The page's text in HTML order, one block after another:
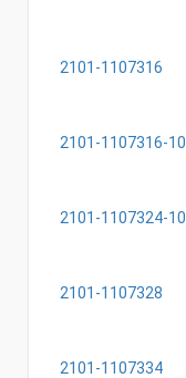
2101-1107316
2101-1107316-10
2101-1107324-10
2101-1107328
2101-1107334